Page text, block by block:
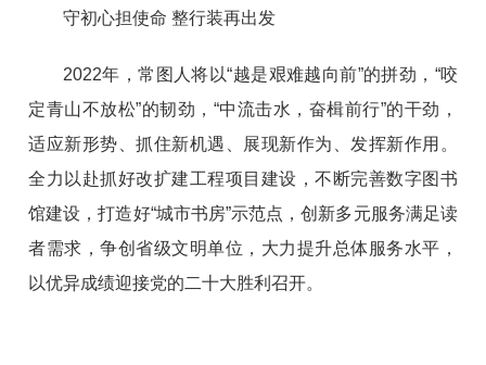
守初心担使命 整行装再出发
2022年，常图人将以“越是艰难越向前”的拼劲，“咬
定青山不放松”的韧劲，“中流击水，奋楫前行”的干劲，
适应新形势、抓住新机遇、展现新作为、发挥新作用。
全力以赴抓好改扩建工程项目建设，不断完善数字图书
馆建设，打造好“城市书房”示范点，创新多元服务满足读
者需求，争创省级文明单位，大力提升总体服务水平，
以优异成绩迎接党的二十大胜利召开。